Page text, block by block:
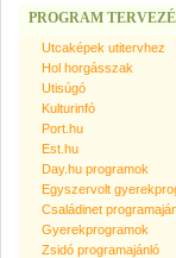
PROGRAM
Utcaképek utitervhez
Hol horgásszak
Utisúgó
Kulturinfó
Port.hu
Est.hu
Day.hu programok
Egyszervolt
Családinet
Gyerekprogramok
Zsidó programajánló